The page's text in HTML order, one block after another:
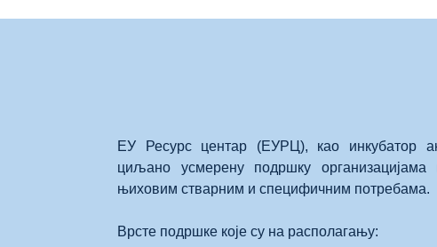
ЕУ Ресурс центар (ЕУРЦ), као инкубатор
циљано усмерену подршку
њиховим стварним и специфичним потребама.
Врсте подршке које су на располагању: